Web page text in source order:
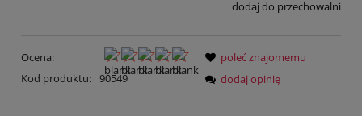
dodaj do przechowalni
Ocena:
Kod produktu: 90549
poleć znajomemu
dodaj opinię